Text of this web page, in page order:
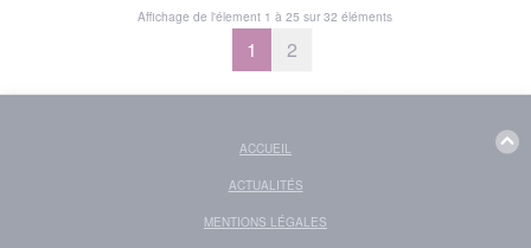
Affichage de l'élement 1 à 25 sur 32 éléments
1 2
ACCUEIL
ACTUALITÉS
MENTIONS LÉGALES